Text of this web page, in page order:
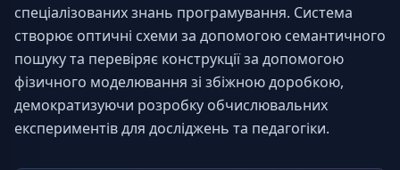
спеціалізованих знань програмування. Система
створює оптичні схеми за допомогою семантичного
пошуку та перевіряє конструкції за допомогою
фізичного моделювання зі збіжною доробкою,
демократизуючи розробку обчислювальних
експериментів для досліджень та педагогіки.